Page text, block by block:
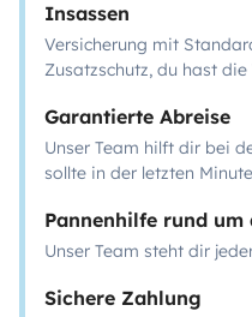
Insassen
Versicherung mit
Zusatzschutz, du hast die
Garantierte Abreise
Unser Team hilft dir bei
sollte in der letzten
Pannenhilfe rund um
Unser Team steht dir
Sichere Zahlung